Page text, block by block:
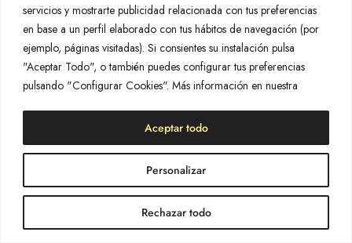
servicios y mostrarte publicidad relacionada con tus preferencias
en base a un perfil elaborado con tus hábitos de navegación (por
ejemplo, páginas visitadas). Si consientes su instalación pulsa
"Aceptar Todo", o también puedes configurar tus preferencias
pulsando "Configurar Cookies". Más información en nuestra
Personalizar
Rechazar todo
Aceptar todo